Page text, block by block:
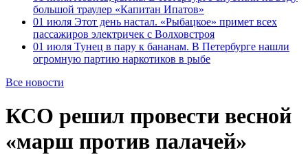
большой траулер «Капитан Ипатов»
01 июля Этот день настал. «Рыбацкое» примет всех
пассажиров электричек с Волховстроя
01 июля Тунец в пару к бананам. В Петербурге нашли
огромную партию наркотиков в рыбе
Все новости
КСО решил провести весной
«марш против палачей»